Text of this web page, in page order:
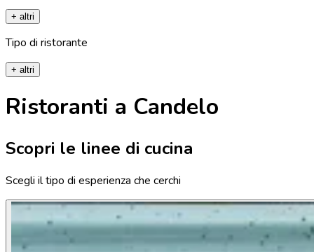
+ altri
Tipo di ristorante
+ altri
Ristoranti a Candelo
Scopri le linee di cucina
Scegli il tipo di esperienza che cerchi